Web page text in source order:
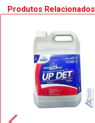
Produtos Relacionados